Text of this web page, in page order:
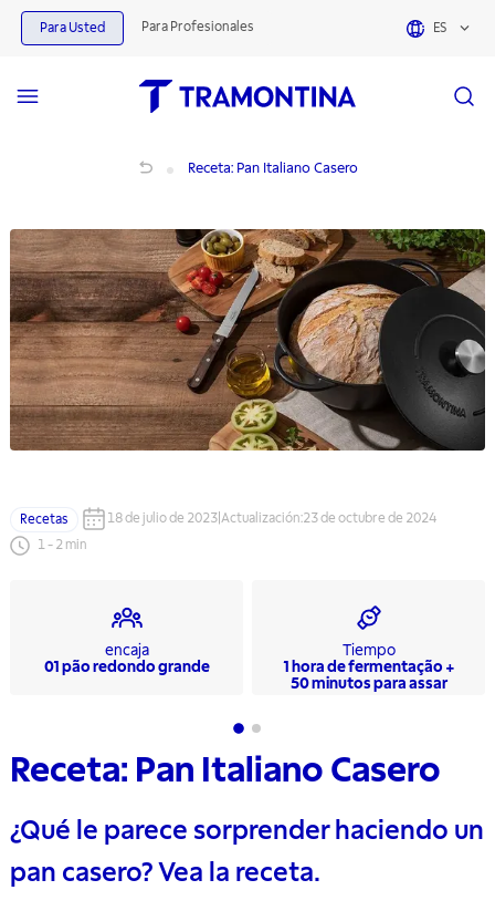
Para Usted Para Profesionales ES
Receta: Pan Italiano Casero
Recetas 18 de julio de 2023 Actualización:23 de octubre de 2024
1- 2 min
encaja
01 pão redondo grande
Tiempo
1 hora de fermentação +
50 minutos para assar
Receta: Pan Italiano Casero
¿Qué le parece sorprender haciendo un
pan casero? Vea la receta.